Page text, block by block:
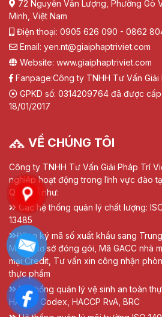
72 Nguyễn Văn Lượng, Phường Gò
Minh, Việt Nam
Điện thoại: 0905 626 090 - 0862
Email: yen.nt@giaiphaptriviet.com
Website: www.giaiphaptriviet.com
Fanpage:Công ty TNHH Tư Vấn Giải
GPKD số: 0314209764 đã được
18/01/2017
VỀ CHÚNG TÔI
Công ty TNHH Tư Vấn Giải Pháp Trí
nghiệp hoạt động trong lĩnh vực đào
Quốc tế như:
Các hệ thống quản lý chất lượng:
13485
Đăng ký mã số xuất khẩu sang
Mã số cơ sở đóng gói, Mã GACC nhà
mại Credit, Tư vấn xin công nhận
thực phẩm
Hệ thống quản lý vệ sinh an toàn
HACCP Codex, HACCP RvA, BRC